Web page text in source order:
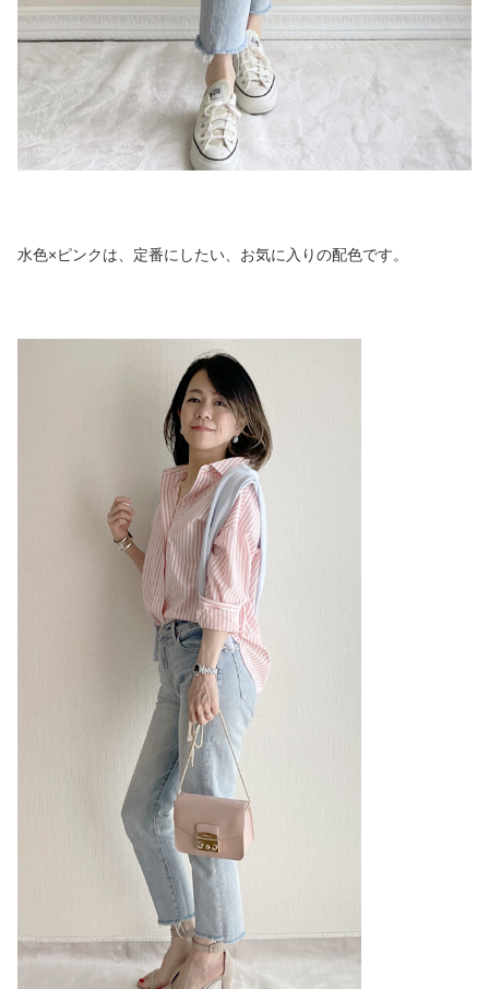
水色×ピンクは、定番にしたい、お気に入りの配色です。